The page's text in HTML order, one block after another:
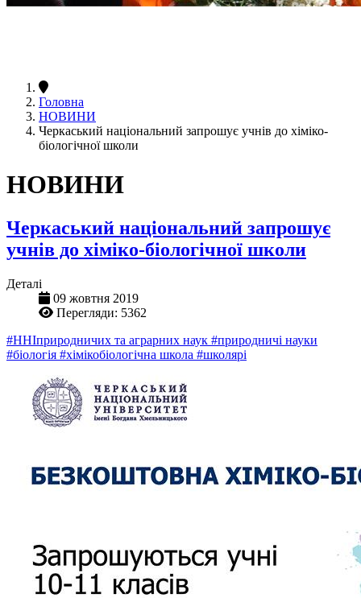
Головна
НОВИНИ
Черкаський національний запрошує учнів до хіміко-
біологічної школи
НОВИНИ
Черкаський національний запрошує
учнів до хіміко-біологічної школи
Деталі
09 жовтня 2019
Перегляди: 5362
#ННІприродничих та аграрних наук #природничі науки
#біологія #хімікобіологічна школа #школярі